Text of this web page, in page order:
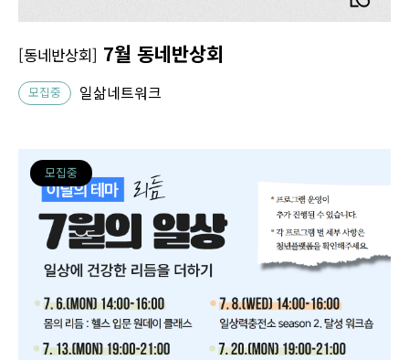
[동네반상회] 7월 동네반상회
모집중 일삶네트워크
모집중